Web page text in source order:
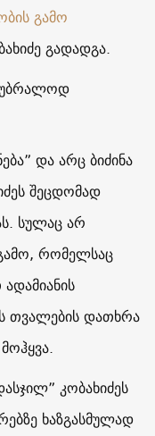
გამო
გადადგა.
უბრალოდ
და არც ბიძინა
შეცდომად
სულაც არ
რომელსაც
თვალების დათხრა
კობახიძეს
ხაზგასმულად